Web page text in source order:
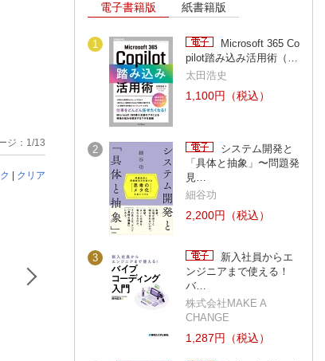
ジ：1/13
| クリア
電子書籍版 紙書籍版
1
Microsoft 365 Co
pilot踏み込み活用術（…
太田浩史
1,100円（税込）
2
システム開発と
「具体と抽象」〜問題発
見…
細谷功
2,200円（税込）
3
新入社員からエ
ンジニアまで使える！
バ…
株式会社MAKE A
CHANGE
1,287円（税込）